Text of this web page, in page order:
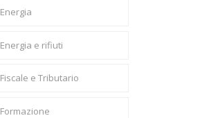
Energia
Energia e rifiuti
Fiscale e Tributario
Formazione